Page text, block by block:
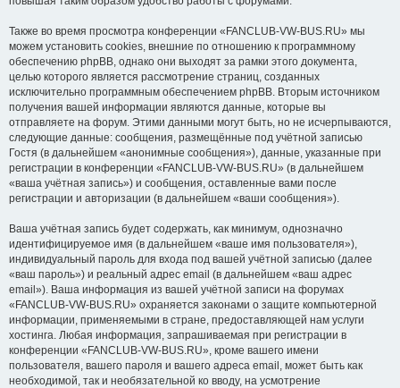
Также во время просмотра конференции «FANCLUB-VW-BUS.RU» мы
можем установить cookies, внешние по отношению к программному
обеспечению phpBB, однако они выходят за рамки этого документа,
целью которого является рассмотрение страниц, созданных
исключительно программным обеспечением phpBB. Вторым источником
получения вашей информации являются данные, которые вы
отправляете на форум. Этими данными могут быть, но не исчерпываются,
следующие данные: сообщения, размещённые под учётной записью
Гостя (в дальнейшем «анонимные сообщения»), данные, указанные при
регистрации в конференции «FANCLUB-VW-BUS.RU» (в дальнейшем
«ваша учётная запись») и сообщения, оставленные вами после
регистрации и авторизации (в дальнейшем «ваши сообщения»).
Ваша учётная запись будет содержать, как минимум, однозначно
идентифицируемое имя (в дальнейшем «ваше имя пользователя»),
индивидуальный пароль для входа под вашей учётной записью (далее
«ваш пароль») и реальный адрес email (в дальнейшем «ваш адрес
email»). Ваша информация из вашей учётной записи на форумах
«FANCLUB-VW-BUS.RU» охраняется законами о защите компьютерной
информации, применяемыми в стране, предоставляющей нам услуги
хостинга. Любая информация, запрашиваемая при регистрации в
конференции «FANCLUB-VW-BUS.RU», кроме вашего имени
пользователя, вашего пароля и вашего адреса email, может быть как
необходимой, так и необязательной ко вводу, на усмотрение